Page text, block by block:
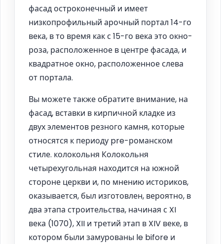
фасад остроконечный и имеет
низкопрофильный арочный портал 14-го
века, в то время как с 15-го века это окно-
роза, расположенное в центре фасада, и
квадратное окно, расположенное слева
от портала.
Вы можете также обратите внимание, на
фасад, вставки в кирпичной кладке из
двух элементов резного камня, которые
относятся к периоду pre-романском
стиле. колокольня Колокольня
четырехугольная находится на южной
стороне церкви и, по мнению историков,
оказывается, был изготовлен, вероятно, в
два этапа строительства, начиная с XI
века (1070), XII и третий этап в XIV веке, в
котором были замурованы le bifore и